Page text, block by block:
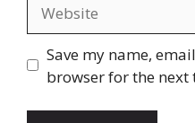
Save my name,
browser for the next